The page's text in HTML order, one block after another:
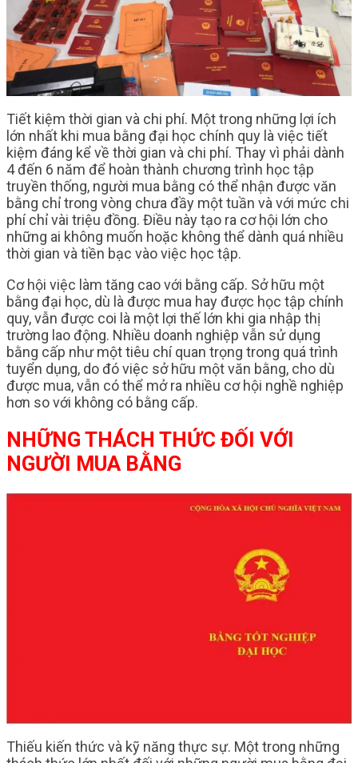
Tiết kiệm thời gian và chi phí. Một trong những lợi ích
lớn nhất khi mua bằng đại học chính quy là việc tiết
kiệm đáng kể về thời gian và chi phí. Thay vì phải dành
4 đến 6 năm để hoàn thành chương trình học tập
truyền thống, người mua bằng có thể nhận được văn
bằng chỉ trong vòng chưa đầy một tuần và với mức chi
phí chỉ vài triệu đồng. Điều này tạo ra cơ hội lớn cho
những ai không muốn hoặc không thể dành quá nhiều
thời gian và tiền bạc vào việc học tập.
Cơ hội việc làm tăng cao với bằng cấp. Sở hữu một
bằng đại học, dù là được mua hay được học tập chính
quy, vẫn được coi là một lợi thế lớn khi gia nhập thị
trường lao động. Nhiều doanh nghiệp vẫn sử dụng
bằng cấp như một tiêu chí quan trọng trong quá trình
tuyển dụng, do đó việc sở hữu một văn bằng, cho dù
được mua, vẫn có thể mở ra nhiều cơ hội nghề nghiệp
hơn so với không có bằng cấp.
NHỮNG THÁCH THỨC ĐỐI VỚI
NGƯỜI MUA BẰNG
Thiếu kiến thức và kỹ năng thực sự. Một trong những